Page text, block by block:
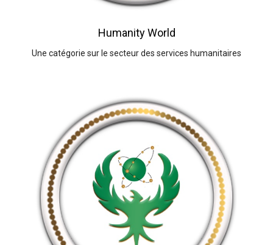
Humanity World
Une catégorie sur le secteur des services humanitaires